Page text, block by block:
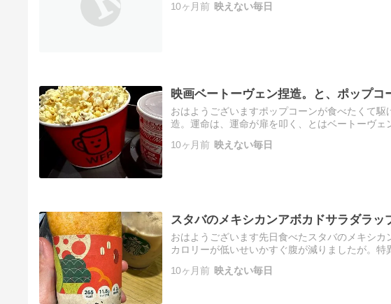
10ヶ月前 映えない毎日
映画ベートーヴェン捏造。と、ポップコ
おはようございますポップコーンが食べたくて
造。運命は、運命が扉を叩く、とはベートーヴェ
ー…
10ヶ月前 映えない毎日
スタバのメキシカンアボカドサラダラッ
おはようございます先日食べたスタバのメキシ
カロリーが低いせいかすぐ腹が減りましたが。特
10ヶ月前 映えない毎日